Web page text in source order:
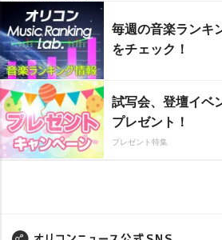
毎週の音楽ランキ
をチェック！
試写会、登壇イベ
プレゼント！
プレゼント特集